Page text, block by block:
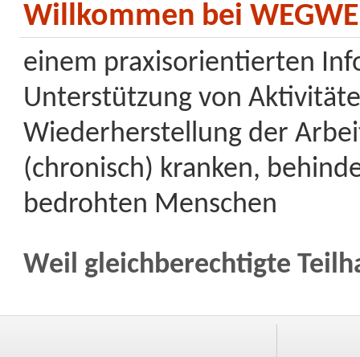
Willkommen bei
einem praxisorientierten
Unterstützung von
Wiederherstellung der
(chronisch) kranken,
bedrohten Menschen
Weil gleichberechtigte